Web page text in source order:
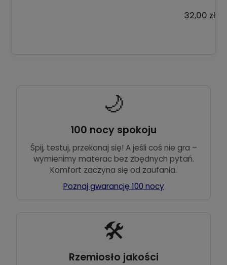
32,00 zł
🌙
100 nocy spokoju
Śpij, testuj, przekonaj się! A jeśli coś nie gra –
wymienimy materac bez zbędnych pytań.
Komfort zaczyna się od zaufania.
Poznaj gwarancję 100 nocy
🛠️
Rzemiosło jakości